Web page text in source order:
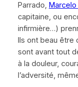
Parrado,
capitaine, ou
infirmière…)
Ils ont beau être
sont avant tout
à la douleur,
l’adversité,